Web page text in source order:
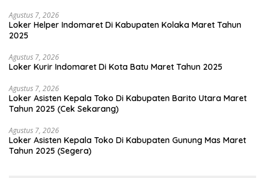
Agustus 7, 2026
Loker Helper Indomaret Di Kabupaten Kolaka Maret Tahun
2025
Agustus 7, 2026
Loker Kurir Indomaret Di Kota Batu Maret Tahun 2025
Agustus 7, 2026
Loker Asisten Kepala Toko Di Kabupaten Barito Utara Maret
Tahun 2025 (Cek Sekarang)
Agustus 7, 2026
Loker Asisten Kepala Toko Di Kabupaten Gunung Mas Maret
Tahun 2025 (Segera)